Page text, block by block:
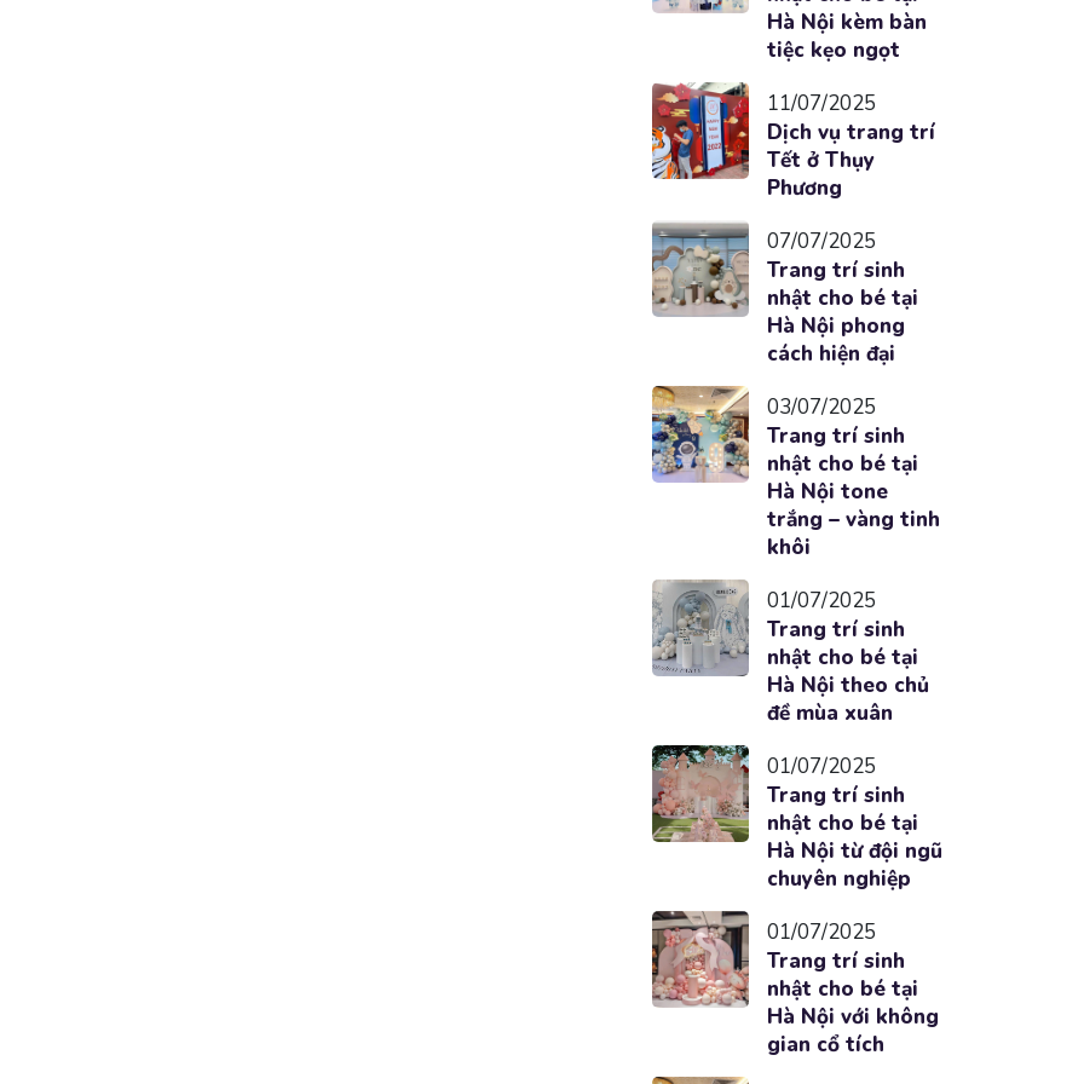
Hà Nội kèm bàn
tiệc kẹo ngọt
11/07/2025
Dịch vụ trang trí
Tết ở Thụy
Phương
07/07/2025
Trang trí sinh
nhật cho bé tại
Hà Nội phong
cách hiện đại
03/07/2025
Trang trí sinh
nhật cho bé tại
Hà Nội tone
trắng – vàng tinh
khôi
01/07/2025
Trang trí sinh
nhật cho bé tại
Hà Nội theo chủ
đề mùa xuân
01/07/2025
Trang trí sinh
nhật cho bé tại
Hà Nội từ đội ngũ
chuyên nghiệp
01/07/2025
Trang trí sinh
nhật cho bé tại
Hà Nội với không
gian cổ tích